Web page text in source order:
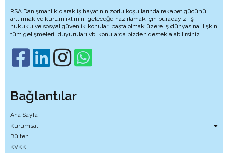
RSA Danışmanlık olarak iş hayatının zorlu koşullarında rekabet gücünü
arttırmak ve kurum iklimini geleceğe hazırlamak için buradayız. İş
hukuku ve sosyal güvenlik konuları başta olmak üzere iş dünyasına ilişkin
tüm gelişmeleri, duyuruları vb. konularda bizden destek alabilirsiniz.
Bağlantılar
Ana Sayfa
Kurumsal
Bülten
KVKK